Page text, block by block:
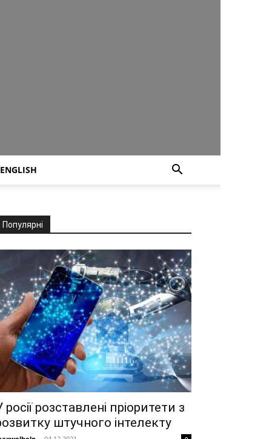
ENGLISH
Популярні
росії розставлені пріоритети з
штучного інтелекту